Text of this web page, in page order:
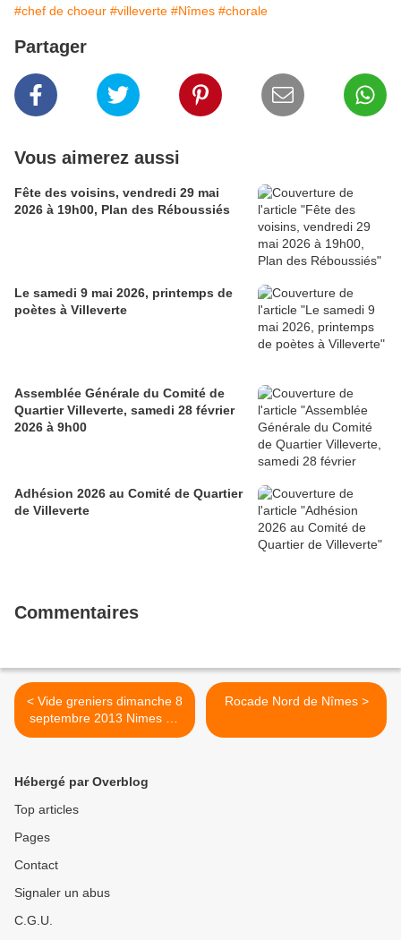
#chef de choeur #villeverte #Nîmes #chorale
Partager
Vous aimerez aussi
Fête des voisins, vendredi 29 mai
2026 à 19h00, Plan des Réboussiés
Le samedi 9 mai 2026, printemps de
poètes à Villeverte
Assemblée Générale du Comité de
Quartier Villeverte, samedi 28 février
2026 à 9h00
Adhésion 2026 au Comité de Quartier
de Villeverte
Commentaires
< Vide greniers dimanche 8
septembre 2013 Nimes au
Plan des réboussiers
Rocade Nord de Nîmes >
Hébergé par Overblog
Top articles
Pages
Contact
Signaler un abus
C.G.U.